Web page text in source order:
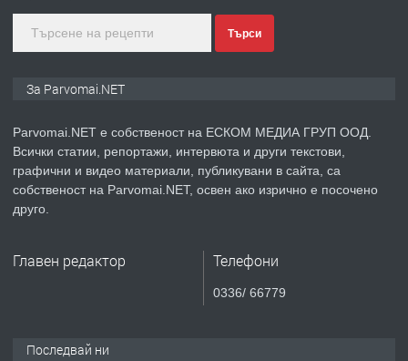
Монтажник на малки детайли за
медицинската индустрия
ПРЕДЛАГА Уроци по Математика
Търси
За Parvomai.NET
Parvomai.NET е собственост на ЕСКОМ МЕДИА ГРУП ООД.
Всички статии, репортажи, интервюта и други текстови,
графични и видео материали, публикувани в сайта, са
собственост на Parvomai.NET, освен ако изрично е посочено
друго.
Главен редактор Телефони
0336/ 66779
Последвай ни